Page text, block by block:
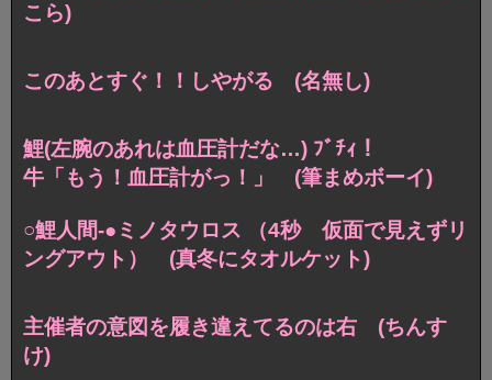
こら)
このあとすぐ！！しやがる (名無し)
鯉(左腕のあれは血圧計だな…) ﾌﾞﾁｨ！
牛「もう！血圧計がっ！」 (筆まめボーイ)
○鯉人間-●ミノタウロス （4秒 仮面で見えずリ
ングアウト） (真冬にタオルケット)
主催者の意図を履き違えてるのは右 (ちんす
け)